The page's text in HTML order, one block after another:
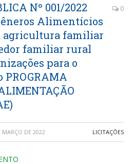
Nº 001/2022
Alimentícios
agricultura familiar
familiar rural
para o
0
MARÇO DE 2022 LICITAÇÕES